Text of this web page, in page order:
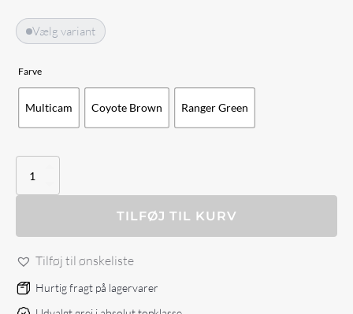
Vælg variant
Farve
Multicam Coyote Brown Ranger Green
Tardigrade
Recon
antal
TILFØJ TIL KURV
Tilføj til ønskeliste
Hurtig fragt på lagervarer